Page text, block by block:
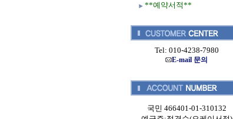
**예약서적**
Tel: 010-4238-7980
E-mail 문의
국민 466401-01-310132